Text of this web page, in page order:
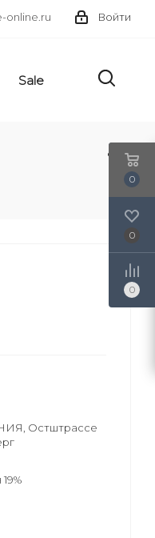
Войти
online.ru
Sale
Остштрассе
0
0
0